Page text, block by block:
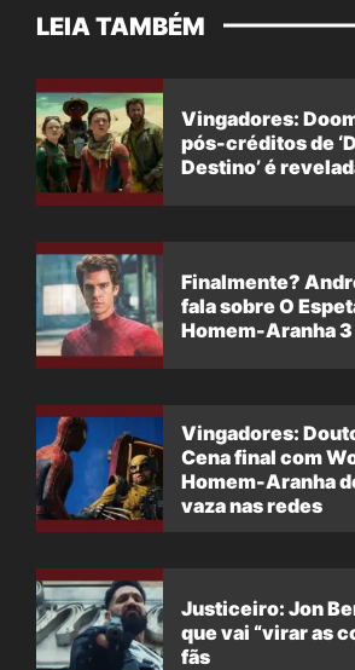
LEIA TAMBÉM
Vingadores:
pós-créditos de
Destino’ é
Finalmente?
fala sobre O
Homem-Aranha 3
Vingadores:
Cena final com
Homem-Aranha
vaza nas redes
Justiceiro: Jon
que vai “virar as
fãs